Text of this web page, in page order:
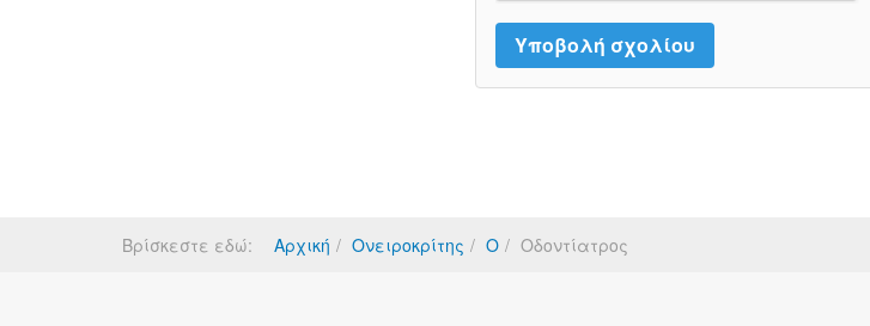
Βρίσκεστε εδώ: Αρχική Ονειροκρίτης Ο Οδοντίατρος